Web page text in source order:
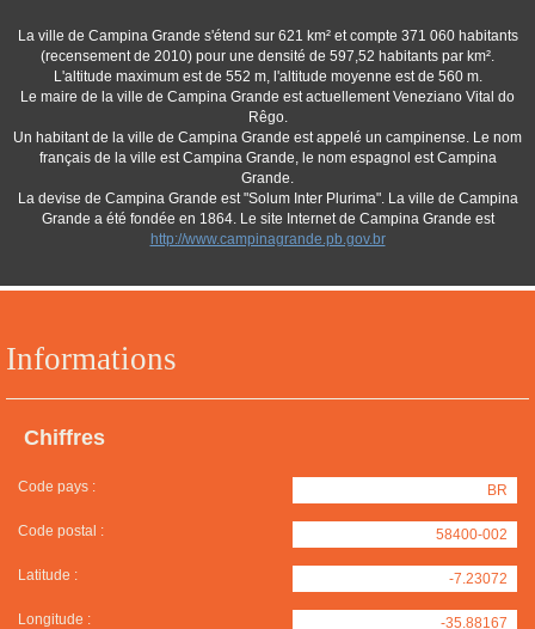
Informations
Chiffres
Code pays : BR
Code postal : 58400-002
Latitude : -7.23072
Longitude : -35.88167
La ville de Campina Grande s'étend sur 621 km² et compte 371 060 habitants
(recensement de 2010) pour une densité de 597,52 habitants par km².
L'altitude maximum est de 552 m, l'altitude moyenne est de 560 m.
Le maire de la ville de Campina Grande est actuellement Veneziano Vital do
Rêgo.
Un habitant de la ville de Campina Grande est appelé un campinense. Le nom
français de la ville est Campina Grande, le nom espagnol est Campina
Grande.
La devise de Campina Grande est "Solum Inter Plurima". La ville de Campina
Grande a été fondée en 1864. Le site Internet de Campina Grande est
http://www.campinagrande.pb.gov.br